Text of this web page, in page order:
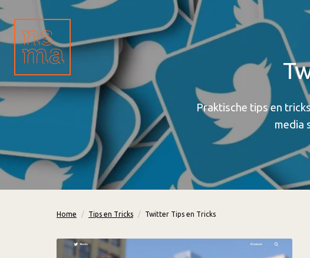
Praktische tips en
media
Home Tips en Tricks Twitter Tips en Tricks